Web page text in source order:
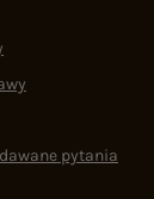
pytania